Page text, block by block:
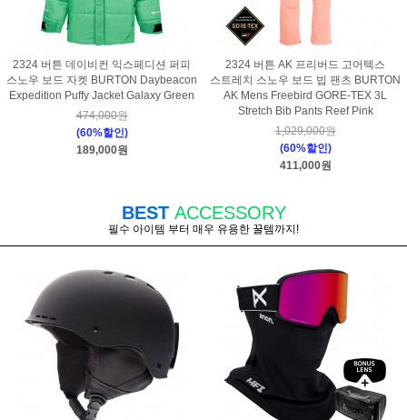
2324 버튼 데이비컨 익스페디션 퍼피
스노우 보드 자켓 BURTON Daybeacon
Expedition Puffy Jacket Galaxy Green
474,000원
(60%할인)
189,000원
2324 버튼 AK 프리버드 고어텍스
스트레치 스노우 보드 빕 팬츠 BURTON
AK Mens Freebird GORE-TEX 3L
Stretch Bib Pants Reef Pink
1,029,000원
(60%할인)
411,000원
BEST ACCESSORY
필수 아이템 부터 매우 유용한 꿀템까지!